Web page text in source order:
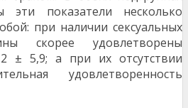
эти показатели несколько
при наличии сексуальных
ско­рее удовлетворены
± 5,9; а при их отсутствии
удо­влетворенность